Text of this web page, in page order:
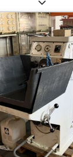
Maschinen
Sie sind
die